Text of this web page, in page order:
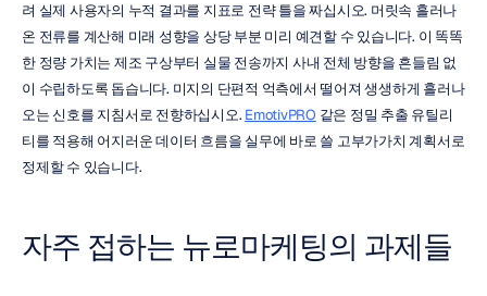
려 실제 사용자의 누적 결과를 지표로 전략 틀을 짜십시오. 머릿속 흘러나
온 전류를 계산해 미래 성향을 상당 부분 미리 예견할 수 있습니다. 이 똑똑
한 정량 가치는 제조 구상부터 실물 전송까지 사내 전체 방향을 흔들림 없
이 수립하도록 돕습니다. 미지의 단편적 억측에서 떨어져 생생하게 흘러나
오는 신호를 지침서로 전향하십시오. EmotivPRO 같은 정밀 추출 유틸리
티를 적용해 어지러운 데이터 흐름을 실무에 바로 쓸 고부가가치 계획서로
정제할 수 있습니다.
자주 접하는 뉴로마케팅의 과제들